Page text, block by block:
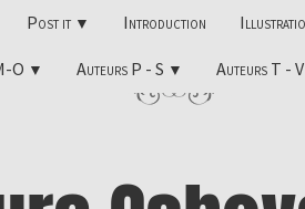
Post it ▼ Introduction
O ▼ Auteurs P - S ▼ Auteurs T - V